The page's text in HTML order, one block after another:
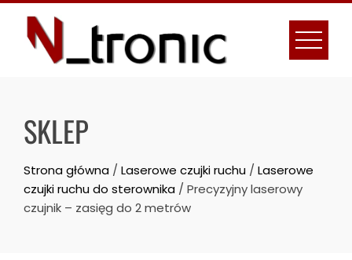
Skip
content
SKLEP
Strona główna / Laserowe czujki ruchu / Laserowe
czujki ruchu do sterownika / Precyzyjny laserowy
czujnik – zasięg do 2 metrów